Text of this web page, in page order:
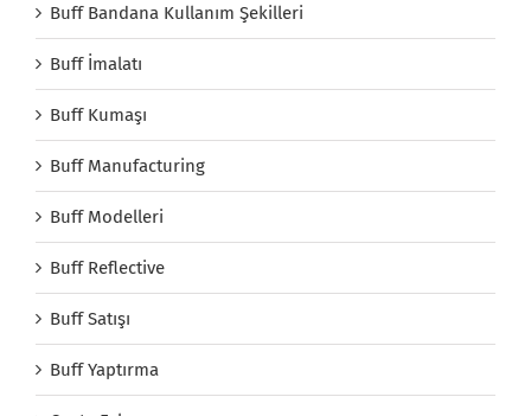
Buff Bandana Kullanım Şekilleri
Buff İmalatı
Buff Kumaşı
Buff Manufacturing
Buff Modelleri
Buff Reflective
Buff Satışı
Buff Yaptırma